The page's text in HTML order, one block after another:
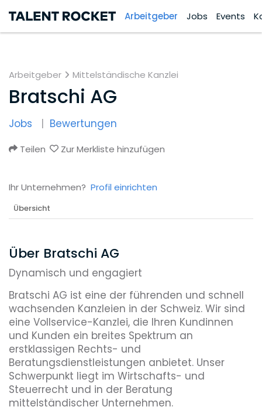
Arbeitgeber Jobs Events
Arbeitgeber Mittelständische Kanzlei
Bratschi AG
Jobs Bewertungen
Teilen Zur Merkliste hinzufügen
Ihr Unternehmen? Profil einrichten
Übersicht
Über Bratschi AG
Dynamisch und engagiert
Bratschi AG ist eine der führenden und schnell
wachsenden Kanzleien in der Schweiz. Wir sind
eine Vollservice-Kanzlei, die Ihren Kundinnen
und Kunden ein breites Spektrum an
erstklassigen Rechts- und
Beratungsdienstleistungen anbietet. Unser
Schwerpunkt liegt im Wirtschafts- und
Steuerrecht und in der Beratung
mittelständischer Unternehmen.